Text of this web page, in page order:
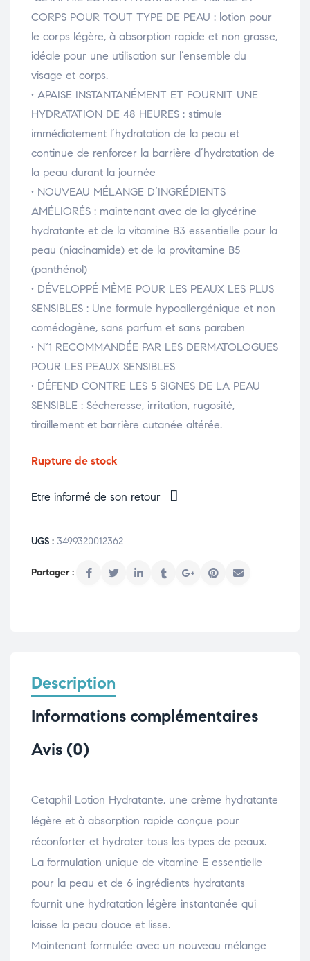
CORPS POUR TOUT TYPE DE PEAU : lotion pour
le corps légère, à absorption rapide et non grasse,
idéale pour une utilisation sur l’ensemble du
visage et corps.
• APAISE INSTANTANÉMENT ET FOURNIT UNE
HYDRATATION DE 48 HEURES : stimule
immédiatement l’hydratation de la peau et
continue de renforcer la barrière d’hydratation de
la peau durant la journée
• NOUVEAU MÉLANGE D’INGRÉDIENTS
AMÉLIORÉS : maintenant avec de la glycérine
hydratante et de la vitamine B3 essentielle pour la
peau (niacinamide) et de la provitamine B5
(panthénol)
• DÉVELOPPÉ MÊME POUR LES PEAUX LES PLUS
SENSIBLES : Une formule hypoallergénique et non
comédogène, sans parfum et sans paraben
• N°1 RECOMMANDÉE PAR LES DERMATOLOGUES
POUR LES PEAUX SENSIBLES
• DÉFEND CONTRE LES 5 SIGNES DE LA PEAU
SENSIBLE : Sécheresse, irritation, rugosité,
tiraillement et barrière cutanée altérée.
Rupture de stock
Etre informé de son retour
UGS : 3499320012362
Description
Informations complémentaires
Avis (0)
Cetaphil Lotion Hydratante, une crème hydratante
légère et à absorption rapide conçue pour
réconforter et hydrater tous les types de peaux.
La formulation unique de vitamine E essentielle
pour la peau et de 6 ingrédients hydratants
fournit une hydratation légère instantanée qui
laisse la peau douce et lisse.
Maintenant formulée avec un nouveau mélange